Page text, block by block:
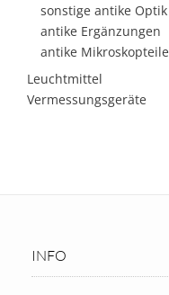
sonstige antike Optik
antike Ergänzungen
antike Mikroskopteile
Leuchtmittel
Vermessungsgeräte
INFO